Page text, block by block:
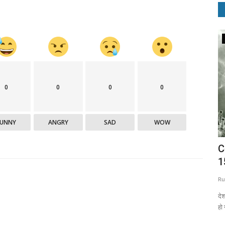
0 0
ANGRY
0
SAD
0
WOW
हो गए थे,
Politics
हो